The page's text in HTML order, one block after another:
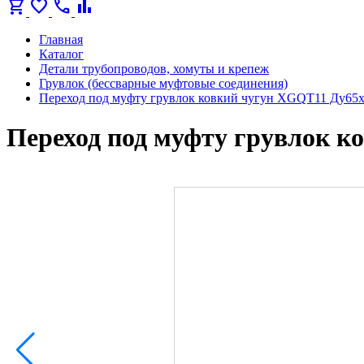
shopping_cart favorite call bar_chart
Главная
Каталог
Детали трубопроводов, хомуты и крепеж
Грувлок (бессварные муфтовые соединения)
Переход под муфту грувлок ковкий чугун XGQT11
Переход под муфту грувлок